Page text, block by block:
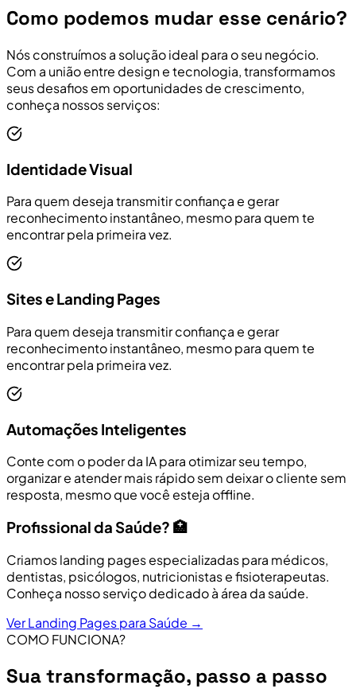
Como podemos mudar esse cenário?
Nós construímos a solução ideal para o seu negócio.
Com a união entre design e tecnologia, transformamos
seus desafios em oportunidades de crescimento,
conheça nossos serviços:
Identidade Visual
Para quem deseja transmitir confiança e gerar
reconhecimento instantâneo, mesmo para quem te
encontrar pela primeira vez.
Sites e Landing Pages
Para quem deseja transmitir confiança e gerar
reconhecimento instantâneo, mesmo para quem te
encontrar pela primeira vez.
Automações Inteligentes
Conte com o poder da IA para otimizar seu tempo,
organizar e atender mais rápido sem deixar o cliente sem
resposta, mesmo que você esteja offline.
Profissional da Saúde? 🏥
Criamos landing pages especializadas para médicos,
dentistas, psicólogos, nutricionistas e fisioterapeutas.
Conheça nosso serviço dedicado à área da saúde.
Ver Landing Pages para Saúde →
COMO FUNCIONA?
Sua transformação, passo a passo